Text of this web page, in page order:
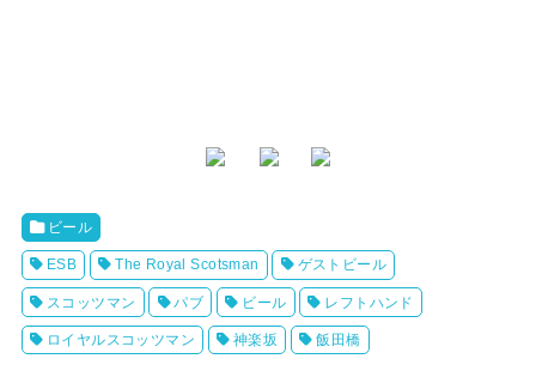
ビール
ESB The Royal Scotsman ゲストビール
スコッツマン パブ ビール レフトハンド
ロイヤルスコッツマン 神楽坂 飯田橋